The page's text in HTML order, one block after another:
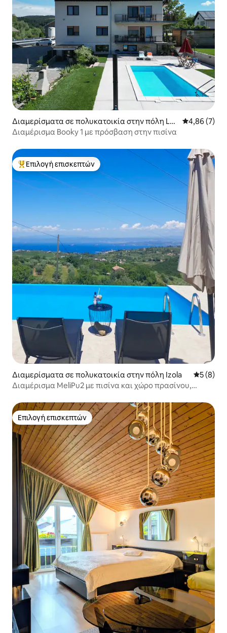
Διαμερίσματα σε πολυκατοικία στην πόλη Luk
ovica
Μέση
4,86 (7)
Διαμέρισμα Booky 1 με πρόσβαση στην πισίνα
Κορυφαία επιλογή επισκεπτών
Επιλογή επισκεπτών
Διαμερίσματα σε πολυκατοικία στην πόλη Izola Μέση
5 (8)
Διαμέρισμα MeliPu2 με πισίνα και χώρο πρασίνου,
Επιλογή επισκεπτών
Επιλογή επισκεπτών